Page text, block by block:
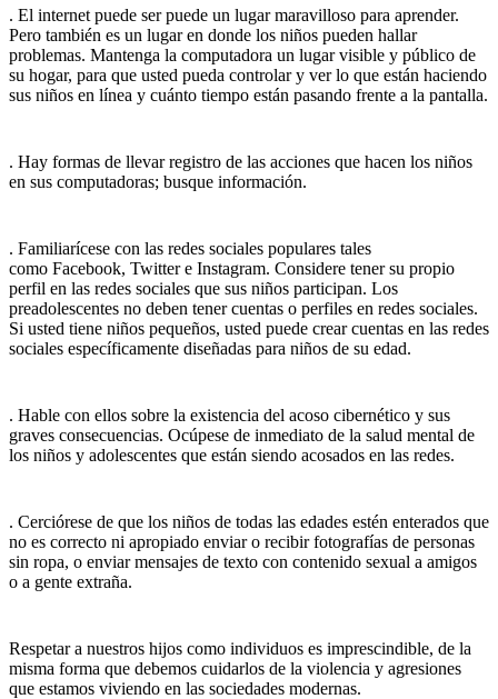
. El internet puede ser puede un lugar maravilloso para aprender.
Pero también es un lugar en donde los niños pueden hallar
problemas. Mantenga la computadora un lugar visible y público de
su hogar, para que usted pueda controlar y ver lo que están haciendo
sus niños en línea y cuánto tiempo están pasando frente a la pantalla.
. Hay formas de llevar registro de las acciones que hacen los niños
en sus computadoras; busque información.
. Familiarícese con las redes sociales populares tales
como Facebook, Twitter e Instagram. Considere tener su propio
perfil en las redes sociales que sus niños participan. Los
preadolescentes no deben tener cuentas o perfiles en redes sociales.
Si usted tiene niños pequeños, usted puede crear cuentas en las redes
sociales específicamente diseñadas para niños de su edad.
. Hable con ellos sobre la existencia del acoso cibernético y sus
graves consecuencias. Ocúpese de inmediato de la salud mental de
los niños y adolescentes que están siendo acosados en las redes.
. Cerciórese de que los niños de todas las edades estén enterados que
no es correcto ni apropiado enviar o recibir fotografías de personas
sin ropa, o enviar mensajes de texto con contenido sexual a amigos
o a gente extraña.
Respetar a nuestros hijos como individuos es imprescindible, de la
misma forma que debemos cuidarlos de la violencia y agresiones
que estamos viviendo en las sociedades modernas.